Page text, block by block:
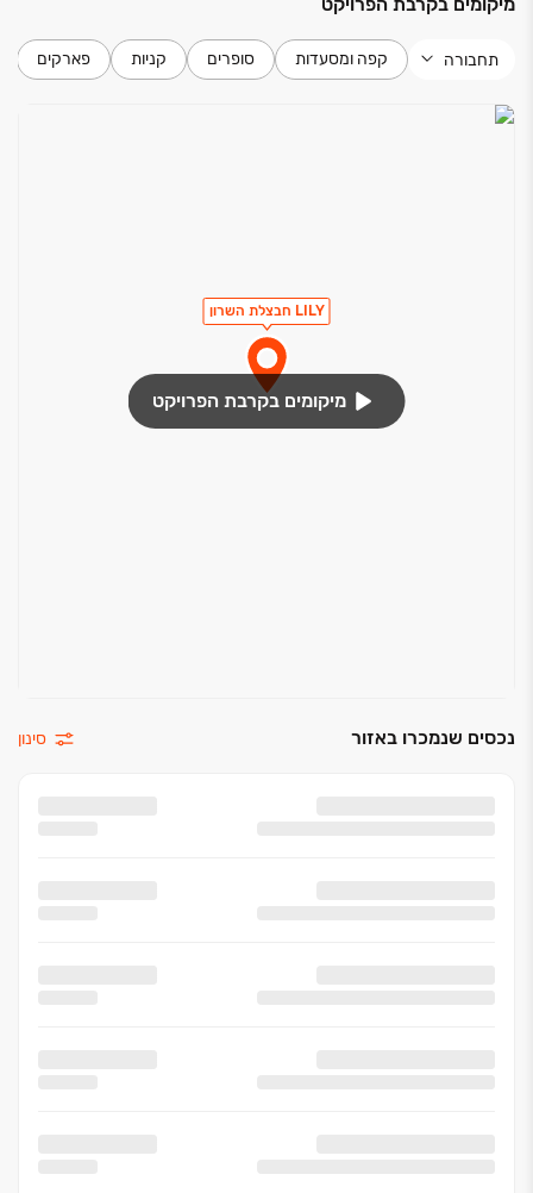
תחבורה קפה ומסעדות סופרים קניות פארקים
LILY חבצלת השרון
מיקומים בקרבת הפרויקט
נכסים שנמכרו באזור סינון